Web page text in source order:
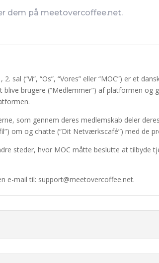
dem på meetovercoffee.net.
(“Vi”, “Os”, “Vores” eller “MOC”) er et
brugere (“Medlemmer”) af platformen og
som gennem deres medlemskab deler
om og chatte (“Dit Netværkscafé”) med de
steder, hvor MOC måtte beslutte at tilbyde
e-mail til: support@meetovercoffee.net.